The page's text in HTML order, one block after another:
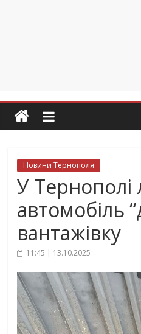
Новини Тернополя
У Тернополі
автомобіль
вантажівку
11:45 | 13.10.2025